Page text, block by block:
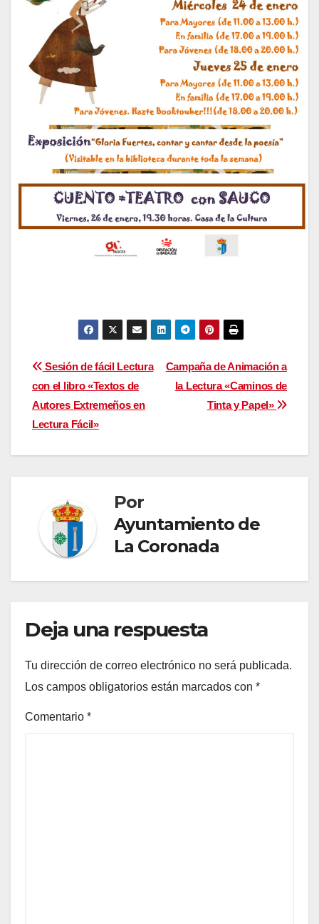
Navegación
de
entradas
Campaña de Animación a
la Lectura «Caminos de
Tinta y Papel»
Sesión de fácil Lectura
con el libro «Textos de
Autores Extremeños en
Lectura Fácil»
Por
Ayuntamiento de
La Coronada
Deja una respuesta
Tu dirección de correo electrónico no será publicada.
Los campos obligatorios están marcados con *
Comentario *